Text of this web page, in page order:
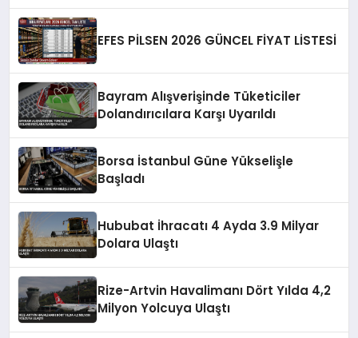
EFES PİLSEN 2026 GÜNCEL FİYAT LİSTESİ
Bayram Alışverişinde Tüketiciler
Dolandırıcılara Karşı Uyarıldı
Borsa İstanbul Güne Yükselişle
Başladı
Hububat İhracatı 4 Ayda 3.9 Milyar
Dolara Ulaştı
Rize-Artvin Havalimanı Dört Yılda 4,2
Milyon Yolcuya Ulaştı